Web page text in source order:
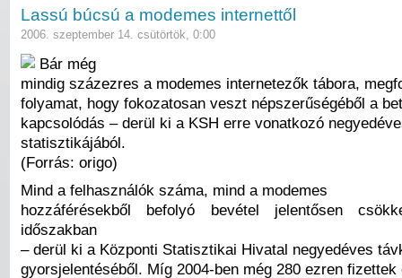
Lassú búcsú a modemes internettől
2006. szeptember 14. csütörtök, 0:00
Bár még
mindig százezres a modemes internetezők tábora,
folyamat, hogy fokozatosan veszt népszerűségéből a
kapcsolódás – derül ki a KSH erre vonatkozó
statisztikájából.
(Forrás: origo)
Mind a felhasználók száma, mind a modemes
hozzáférésekből befolyó bevétel jelentősen
időszakban
– derül ki a Központi Statisztikai Hivatal negyedéves
gyorsjelentéséből. Míg 2004-ben még 280 ezren fizettek